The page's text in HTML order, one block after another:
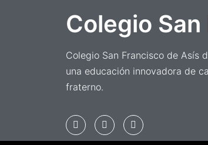
Colegio
Colegio San Francisco de Asís
una educación innovadora de
fraterno.